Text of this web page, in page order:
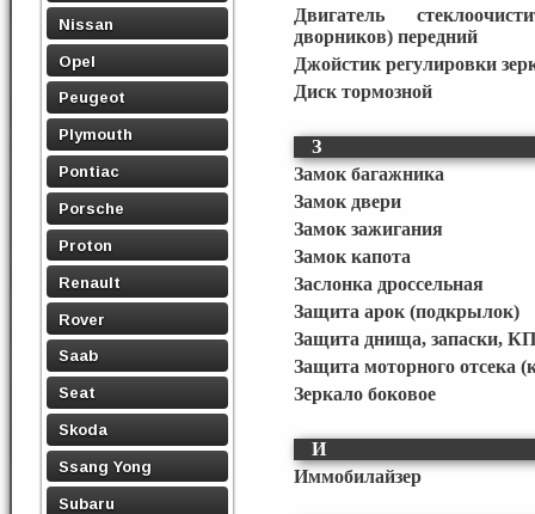
Nissan
Opel
Peugeot
Plymouth
Pontiac
Porsche
Proton
Renault
Rover
Saab
Seat
Skoda
Ssang Yong
Subaru
Двигатель
дворников) передний
Джойстик регулировки
Диск тормозной
З
Замок багажника
Замок двери
Замок зажигания
Замок капота
Заслонка дроссельная
Защита арок (подкрылок)
Защита днища, запаски,
Защита моторного отсека
Зеркало боковое
И
Иммобилайзер